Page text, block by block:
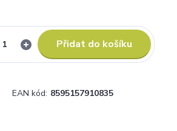
Přidat do košíku
EAN kód: 8595157910835